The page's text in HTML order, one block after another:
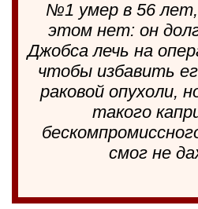
№1 умер в 56
этом нет: он
Джобса лечь на
чтобы избавить
раковой опухоли,
такого
смог не